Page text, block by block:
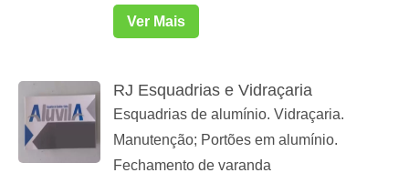
Ver Mais
RJ Esquadrias e Vidraçaria
Esquadrias de alumínio. Vidraçaria.
Manutenção; Portões em alumínio.
Fechamento de varanda